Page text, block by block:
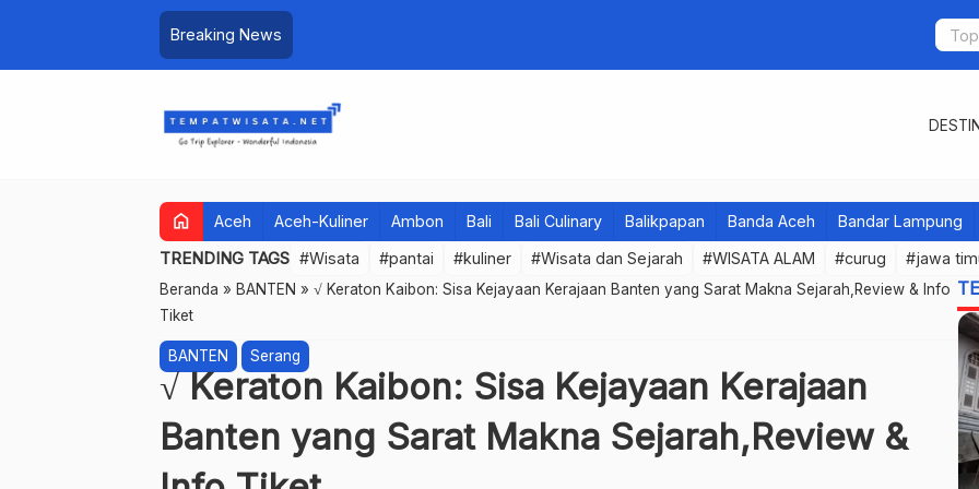
Breaking News
home Aceh Aceh-Kuliner Ambon Bali Bali Culinary Balikpapan Banda Aceh Bandar Lampung
TRENDING TAGS #Wisata #pantai #kuliner #Wisata dan Sejarah #WISATA ALAM #curug #jawa
Beranda » BANTEN » √ Keraton Kaibon: Sisa Kejayaan Kerajaan Banten yang Sarat Makna Sejarah,Review & Info
Tiket
BANTEN Serang
√ Keraton Kaibon: Sisa Kejayaan Kerajaan
Banten yang Sarat Makna Sejarah,Review &